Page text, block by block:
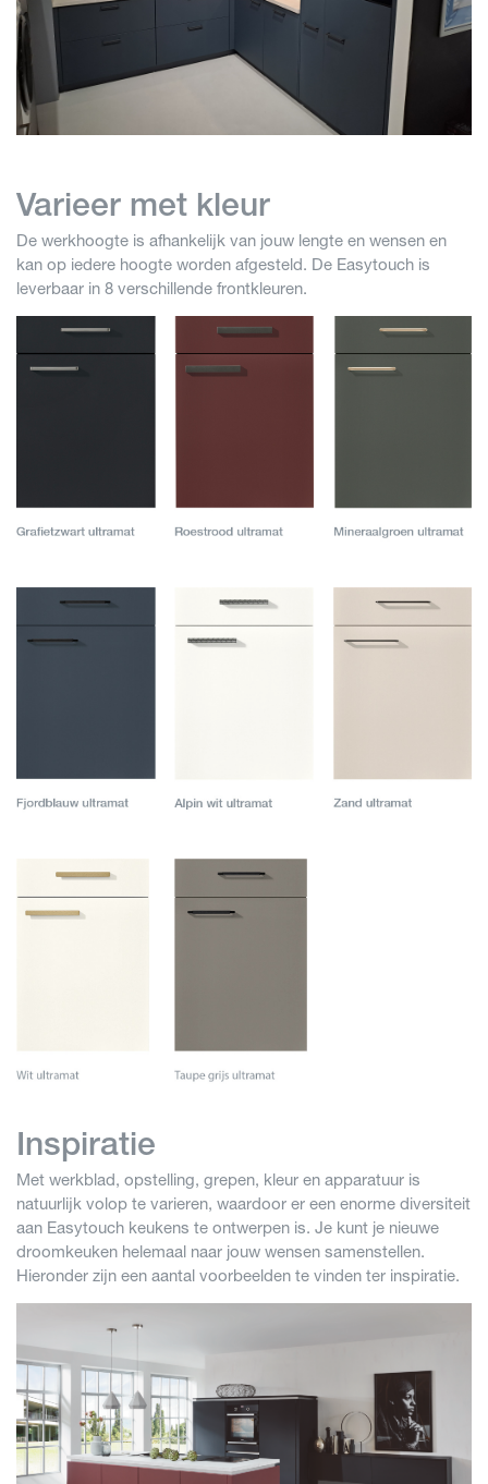
Varieer met kleur
De werkhoogte is afhankelijk van jouw lengte en wensen en
kan op iedere hoogte worden afgesteld. De Easytouch is
leverbaar in 8 verschillende frontkleuren.
Inspiratie
Met werkblad, opstelling, grepen, kleur en apparatuur is
natuurlijk volop te varieren, waardoor er een enorme diversiteit
aan Easytouch keukens te ontwerpen is. Je kunt je nieuwe
droomkeuken helemaal naar jouw wensen samenstellen.
Hieronder zijn een aantal voorbeelden te vinden ter inspiratie.